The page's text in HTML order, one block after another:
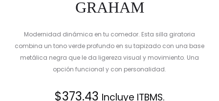
GRAHAM
Modernidad dinámica en tu comedor. Esta silla giratoria
combina un tono verde profundo en su tapizado con una base
metálica negra que le da ligereza visual y movimiento. Una
opción funcional y con personalidad.
$373.43 Incluye ITBMS.